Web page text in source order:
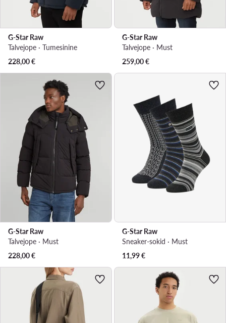
G-Star Raw
Talvejope · Tumesinine
228,00€
G-Star Raw
Talvejope · Must
259,00€
G-Star Raw
Talvejope · Must
228,00€
G-Star Raw
Sneaker-sokid · Must
11,99€